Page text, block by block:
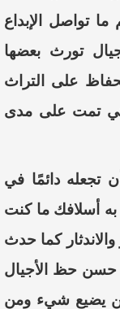
تواصل الإبداع
تورث بعضها
على التراث
تمت على مدى
تجعله دائمًا في
به أسلافك ما كنت
كما حدث
حسن حظ الأجيال
يضيع شيء ومن